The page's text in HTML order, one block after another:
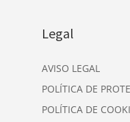
Legal
AVISO LEGAL
POLÍTICA DE
POLÍTICA DE